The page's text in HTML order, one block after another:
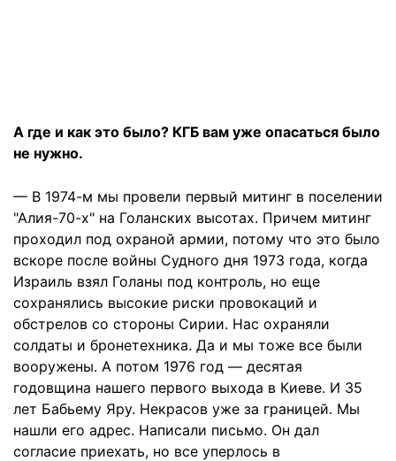
А где и как это было? КГБ вам уже опасаться было
не нужно.
— В 1974-м мы провели первый митинг в поселении
"Алия-70-х" на Голанских высотах. Причем митинг
проходил под охраной армии, потому что это было
вскоре после войны Судного дня 1973 года, когда
Израиль взял Голаны под контроль, но еще
сохранялись высокие риски провокаций и
обстрелов со стороны Сирии. Нас охраняли
солдаты и бронетехника. Да и мы тоже все были
вооружены. А потом 1976 год — десятая
годовщина нашего первого выхода в Киеве. И 35
лет Бабьему Яру. Некрасов уже за границей. Мы
нашли его адрес. Написали письмо. Он дал
согласие приехать, но все уперлось в